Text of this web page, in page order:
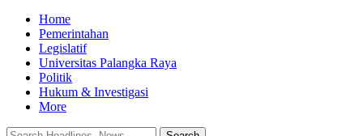
Home
Pemerintahan
Legislatif
Universitas Palangka Raya
Politik
Hukum & Investigasi
More